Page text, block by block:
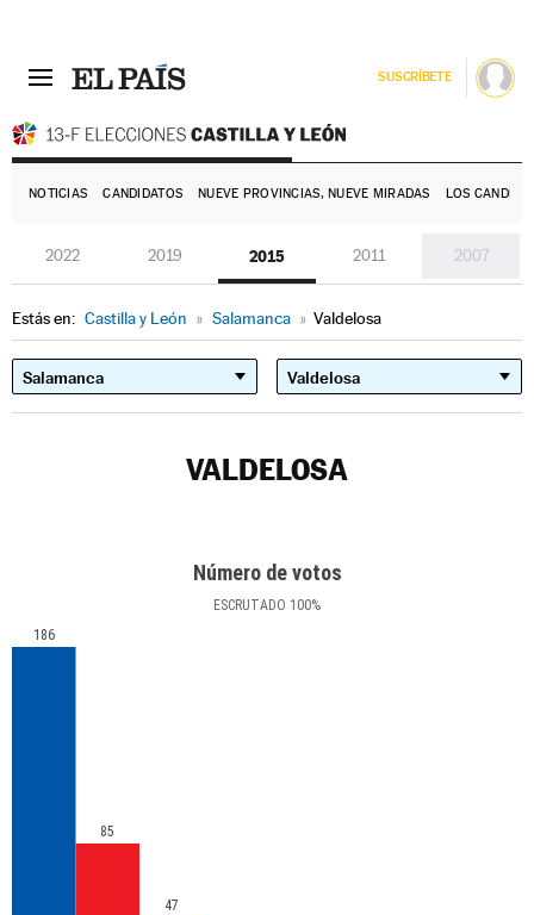
SUSCRÍBETE
NOTICIAS CANDIDATOS NUEVE PROVINCIAS, NUEVE MIRADAS LOS
2022 2019 2015 2011 2007
Estás en: Castilla y León » Salamanca » Valdelosa
VALDELOSA
Número de votos
ESCRUTADO 100%
186
85
47